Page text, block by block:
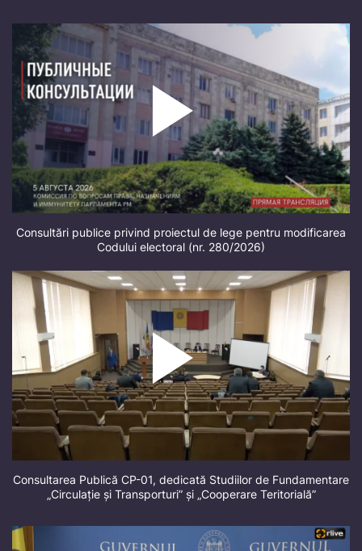
Consultări publice privind proiectul de lege pentru modificarea
Codului electoral (nr. 280/2026)
Consultarea Publică CP-01, dedicată Studiilor de Fundamentare
„Circulație și Transporturi” și „Cooperare Teritorială”